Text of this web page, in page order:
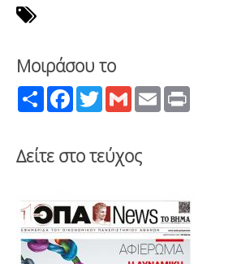
Μοιράσου το
Share FacebookTwitterGmail Email
Δείτε στο τεύχος